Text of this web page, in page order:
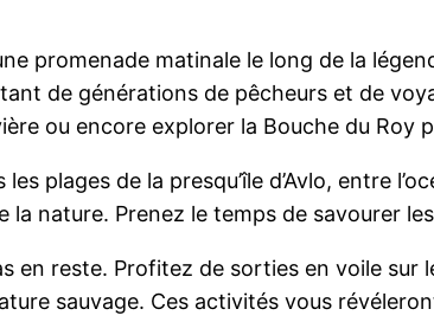
promenade matinale le long de la
de générations de pêcheurs et de
ou encore explorer la Bouche du Roy
plages de la presqu’île d’Avlo, entre
la nature. Prenez le temps de savourer
en reste. Profitez de sorties en voile
sauvage. Ces activités vous